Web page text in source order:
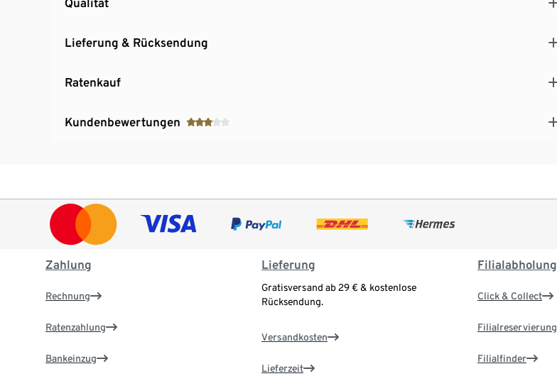
Lieferung & Rücksendung
Ratenkauf
Kundenbewertungen
Zahlung
Rechnung
Ratenzahlung
Bankeinzug
Lieferung
Gratisversand ab 29 € & kostenlose
Rücksendung.
Versandkosten
Lieferzeit
Filialabholung
Click & Collect
Filialreservierung
Filialfinder